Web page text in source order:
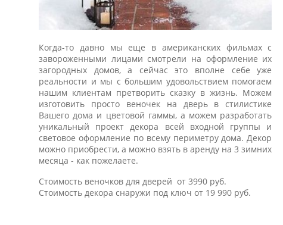
Когда-то давно мы еще в американских фильмах с
завороженными лицами смотрели на оформление их
загородных домов, а сейчас это вполне себе уже
реальности и мы с большим удовольствием помогаем
нашим клиентам претворить сказку в жизнь. Можем
изготовить просто веночек на дверь в стилистике
Вашего дома и цветовой гаммы, а можем разработать
уникальный проект декора всей входной группы и
световое оформление по всему периметру дома. Декор
можно приобрести, а можно взять в аренду на 3 зимних
месяца - как пожелаете.
Стоимость веночков для дверей от 3990 руб.
Стоимость декора снаружи под ключ от 19 990 руб.